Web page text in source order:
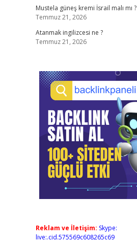
Mustela güneş kremi İsrail malı mı ?
Temmuz 21, 2026
Atanmak ingilizcesi ne ?
Temmuz 21, 2026
Reklam ve İletişim: Skype:
live:.cid.575569c608265c69